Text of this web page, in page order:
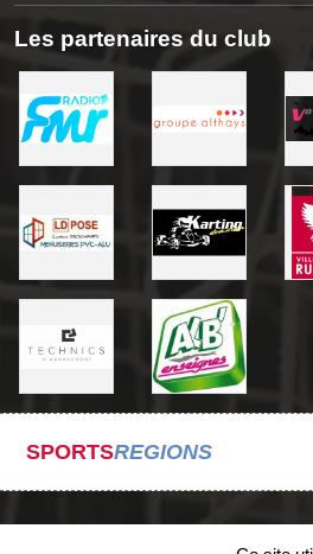
Les partenaires du club
SPORTSREGIONS